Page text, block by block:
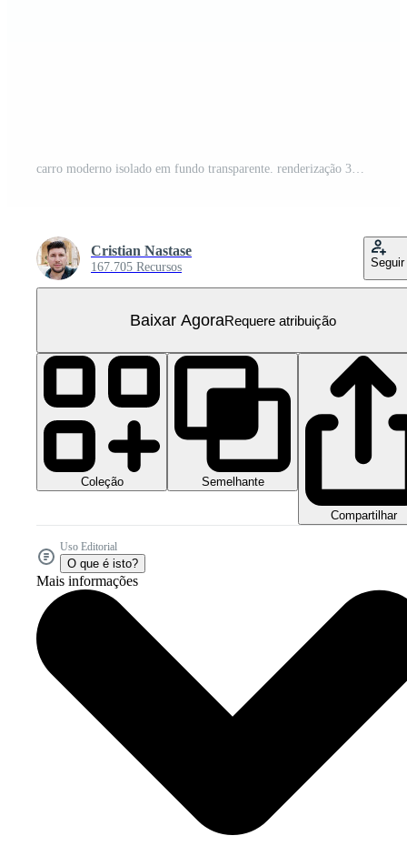
carro moderno isolado em fundo transparente. renderização 3D - ilustração
Cristian Nastase
167.705 Recursos Seguir
Baixar AgoraRequere atribuição
Coleção Semelhante
Compartilhar
Uso Editorial
O que é isto?
Mais informações